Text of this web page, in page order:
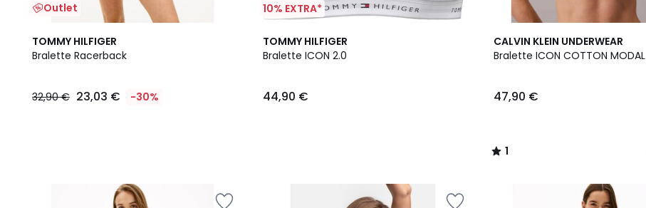
Outlet
TOMMY HILFIGER
Bralette Racerback
32,90 € 23,03 € -30%
10% EXTRA*
TOMMY HILFIGER
Bralette ICON 2.0
44,90 €
CALVIN KLEIN UNDERWEAR
Bralette ICON COTTON MODAL
47,90 €
1
/
2
Farben
1
/